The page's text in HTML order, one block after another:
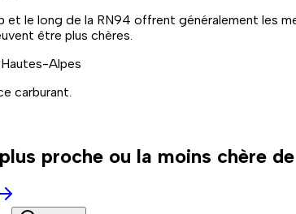
et le long de la RN94 offrent généralement les
être plus chères.
Alpes
carburant.
proche ou la moins chère